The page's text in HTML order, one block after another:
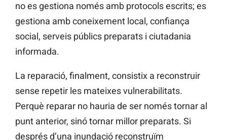
no es gestiona només amb protocols escrits; es
gestiona amb coneixement local, confiança
social, serveis públics preparats i ciutadania
informada.
La reparació, finalment, consistix a reconstruir
sense repetir les mateixes vulnerabilitats.
Perquè reparar no hauria de ser només tornar al
punt anterior, sinó tornar millor preparats. Si
després d’una inundació reconstruïm